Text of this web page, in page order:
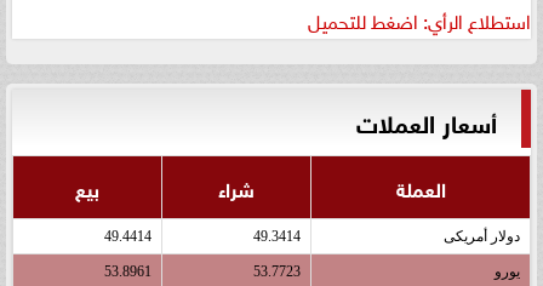
استطلاع الرأي: اضغط للتحميل
أسعار العملات
العملة شراء بيع
دولار أمريكى 49.3414
49.4414
يورو 53.7723
53.8961